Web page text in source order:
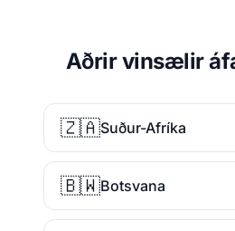
Aðrir vinsælir
🇿🇦Suður-Afríka
🇧🇼Botsvana